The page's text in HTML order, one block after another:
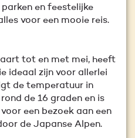
en feestelijke
voor een mooie reis.
tot en met mei, heeft
ideaal zijn voor allerlei
de temperatuur in
de 16 graden en is
een bezoek aan een
de Japanse Alpen.